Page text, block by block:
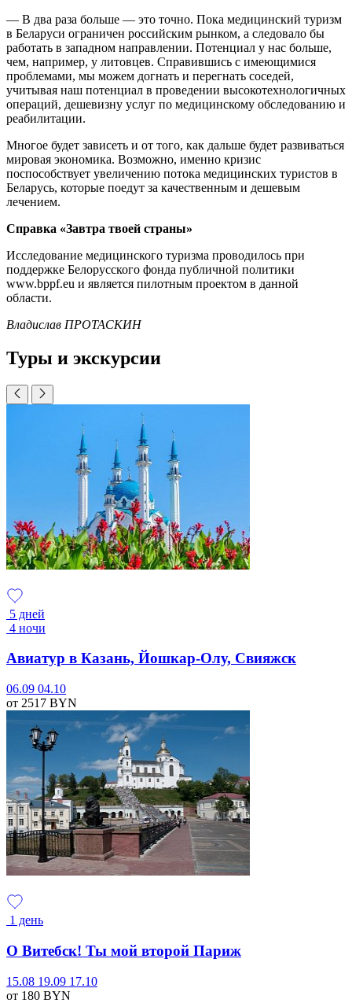
— В два раза больше — это точно. Пока медицинский туризм
в Беларуси ограничен российским рынком, а следовало бы
работать в западном направлении. Потенциал у нас больше,
чем, например, у литовцев. Справившись с имеющимися
проблемами, мы можем догнать и перегнать соседей,
учитывая наш потенциал в проведении высокотехнологичных
операций, дешевизну услуг по медицинскому обследованию и
реабилитации.
Многое будет зависеть и от того, как дальше будет развиваться
мировая экономика. Возможно, именно кризис
поспособствует увеличению потока медицинских туристов в
Беларусь, которые поедут за качественным и дешевым
лечением.
Справка «Завтра твоей страны»
Исследование медицинского туризма проводилось при
поддержке Белорусского фонда публичной политики
www.bppf.eu и является пилотным проектом в данной
области.
Владислав ПРОТАСКИН
Туры и экскурсии
5 дней
4 ночи
Авиатур в Казань, Йошкар-Олу, Свияжск
06.09 04.10
от 2517 BYN
1 день
О Витебск! Ты мой второй Париж
15.08 19.09 17.10
от 180 BYN